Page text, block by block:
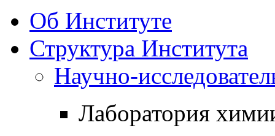
Об Институте
Структура Института
Научно-
Лаборатория